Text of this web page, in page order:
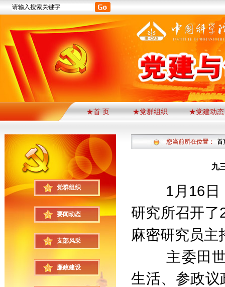
★首 页 ★党群组织 ★党建动态
党群组织
要闻动态
支部风采
廉政建设
您当前所在位置： 首
九
1 月 16
研究所召开了
麻密研究员主
主委田
生活、参政